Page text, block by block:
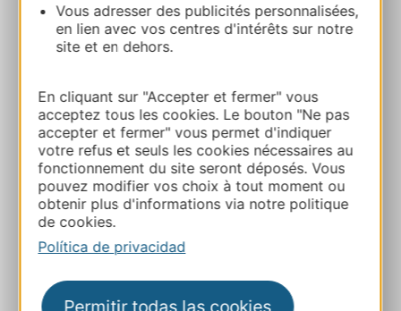
Vous adresser des publicités personnalisées,
en lien avec vos centres d'intérêts sur notre
site et en dehors.
En cliquant sur "Accepter et fermer" vous
acceptez tous les cookies. Le bouton "Ne pas
accepter et fermer" vous permet d'indiquer
votre refus et seuls les cookies nécessaires au
fonctionnement du site seront déposés. Vous
pouvez modifier vos choix à tout moment ou
obtenir plus d'informations via notre politique
de cookies.
Política de privacidad
Permitir todas las cookies
+33 4 67 43 44 77
+33 4 11 32 90 00
E-mail
Sitio web